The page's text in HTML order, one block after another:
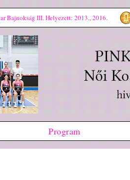
Bajnokság III. Helyezett: 2013., 2016.
Program